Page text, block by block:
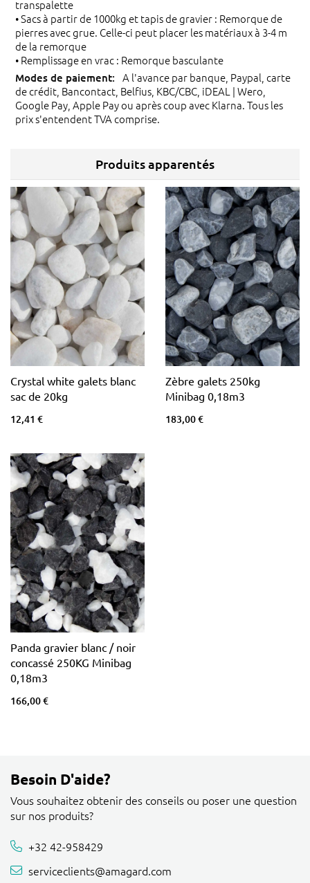
transpalette
• Sacs à partir de 1000kg et tapis de gravier : Remorque de
pierres avec grue. Celle-ci peut placer les matériaux à 3-4 m
de la remorque
• Remplissage en vrac : Remorque basculante
A l'avance par banque, Paypal, carte
de crédit, Bancontact, Belfius, KBC/CBC, iDEAL | Wero,
Google Pay, Apple Pay ou après coup avec Klarna. Tous les
prix s'entendent TVA comprise.
Produits apparentés
Crystal white galets blanc
sac de 20kg
12,41 €
Zèbre galets 250kg
Minibag 0,18m3
183,00 €
Panda gravier blanc / noir
concassé 250KG Minibag
0,18m3
166,00 €
Besoin D'aide?
Vous souhaitez obtenir des conseils ou poser une question
sur nos produits?
+32 42-958429
serviceclients@amagard.com